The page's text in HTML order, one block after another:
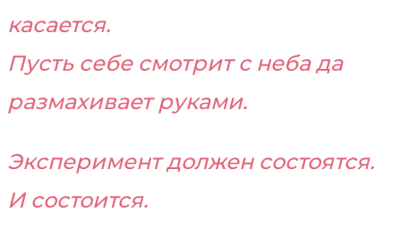
касается.
Пусть себе смотрит с неба да
размахивает руками.
Эксперимент должен состоятся.
И состоится.